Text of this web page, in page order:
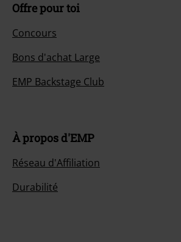
Offre pour toi
Concours
Bons d'achat Large
EMP Backstage Club
À propos d'EMP
Réseau d'Affiliation
Durabilité